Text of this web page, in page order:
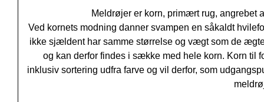
Meldrøjer er korn, primært rug, angrebet
Ved kornets modning danner svampen en såkaldt
ikke sjældent har samme størrelse og vægt som de
og kan derfor findes i sække med hele korn. Korn til
inklusiv sortering udfra farve og vil derfor, som